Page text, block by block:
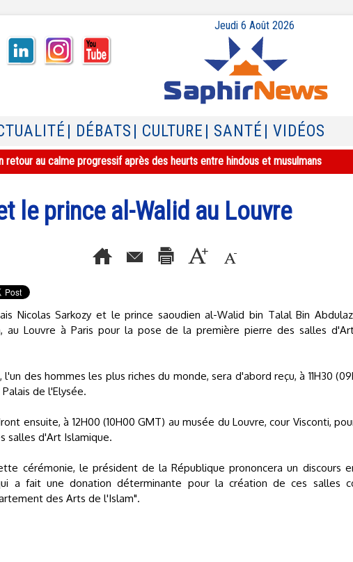
Jeudi 6 Août 2026
| DÉBATS | CULTURE | SANTÉ | VIDÉOS
retour au calme progressif après des heurts entre hindous et musulmans
le prince al-Walid au Louvre
Nicolas Sarkozy et le prince saoudien al-Walid bin Talal Bin
au Louvre à Paris pour la pose de la première pierre des salles
l'un des hommes les plus riches du monde, sera d'abord reçu, à 11H30
de l'Elysée.
ensuite, à 12H00 (10H00 GMT) au musée du Louvre, cour Visconti,
salles d'Art Islamique.
cérémonie, le président de la République prononcera un discours
a fait une donation déterminante pour la création de ces salles
des Arts de l'Islam".